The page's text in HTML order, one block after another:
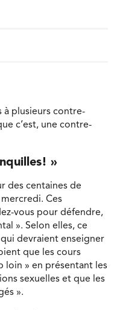
à plusieurs contre-
c’est, une contre-
»
des centaines de
Ces
vous pour défendre,
». Selon elles, ce
devraient enseigner
que les cours
loin » en présentant les
sexuelles et que les
».